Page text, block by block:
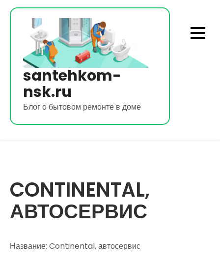
Перейти
содержимому
santehkom-
nsk.ru
Блог о бытовом ремонте в доме
CONTINENTAL,
АВТОСЕРВИС
Название: Continental, автосервис